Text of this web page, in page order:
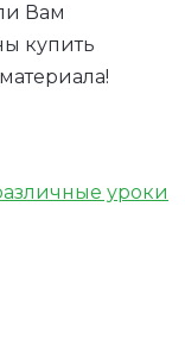
Вам
купить
уроки